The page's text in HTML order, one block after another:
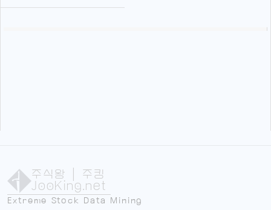
주식왕 | 주킹
JooKing.net
Extreme Stock Data Mining